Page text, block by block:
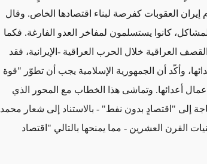
العقوبات كفرصة لبناء اقتصادها الخاص. وقال
كانوا يستسلمون لمفاخر العدو الفارغة. فكما
العراقية خلال الحرب العراقية -الإيرانية، فقد
وأكّد أن الجمهورية الإسلامية يجب أن تطوّر "قوة
أعدائها. وتماشى هذا الخطاب مع المحور الذي
إلى "اقتصادٍ بدون نفط" - بالاستناد إلى شعار محمد
القرن العشرين - مما يمنحها بالتالي "اقتصاد